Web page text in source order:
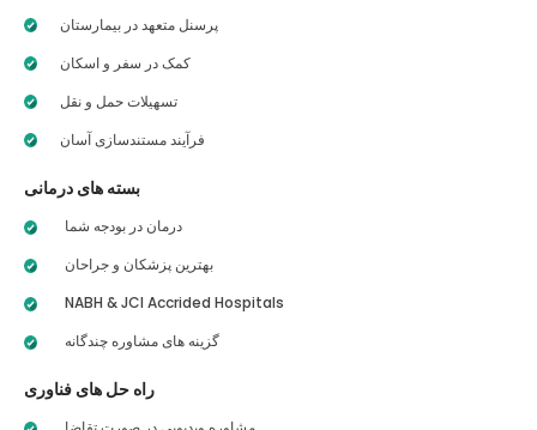
پرسنل متعهد در بیمارستان
کمک در سفر و اسکان
تسهیلات حمل و نقل
فرآیند مستندسازی آسان
بسته های درمانی
درمان در بودجه شما
بهترین پزشکان و جراحان
NABH & JCI Accrided Hospitals
گزینه های مشاوره چندگانه
راه حل های فناوری